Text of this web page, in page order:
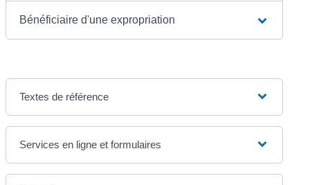
Bénéficiaire d'une expropriation
Textes de référence
Services en ligne et formulaires